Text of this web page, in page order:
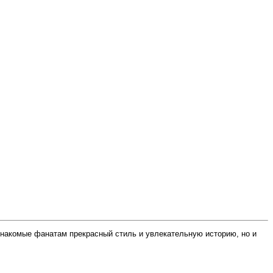
фанатам прекрасный стиль и увлекательную историю, но и